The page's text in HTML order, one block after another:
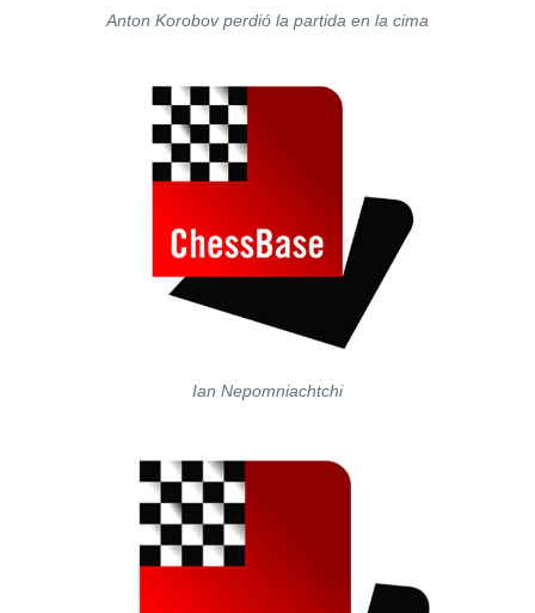
Anton Korobov perdió la partida en la cima
Ian Nepomniachtchi